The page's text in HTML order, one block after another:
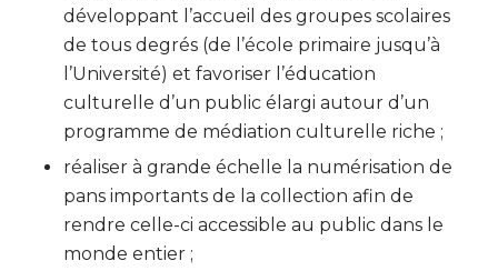
développant l’accueil des groupes scolaires
de tous degrés (de l’école primaire jusqu’à
l’Université) et favoriser l’éducation
culturelle d’un public élargi autour d’un
programme de médiation culturelle riche ;
réaliser à grande échelle la numérisation de
pans importants de la collection afin de
rendre celle-ci accessible au public dans le
monde entier ;